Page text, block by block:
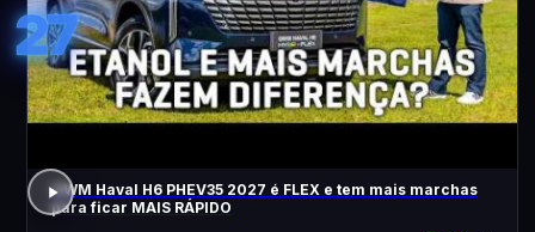
27
GWM Haval H6 PHEV35 2027 é FLEX e tem mais marchas
para ficar MAIS RÁPIDO